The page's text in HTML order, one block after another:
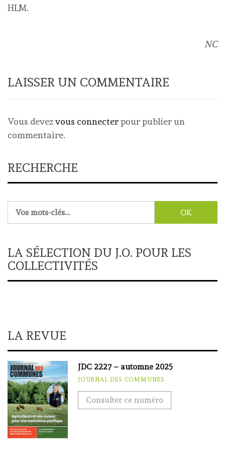
HLM.
NC
LAISSER UN COMMENTAIRE
Vous devezvous connecterpour publier un
commentaire.
RECHERCHE
LA SÉLECTION DU J.O. POUR LES
COLLECTIVITÉS
LA REVUE
JDC 2227 – automne 2025
JOURNAL DES COMMUNES
Consulter ce numéro